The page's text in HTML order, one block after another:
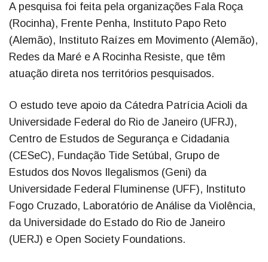
A pesquisa foi feita pela organizações Fala Roça
(Rocinha), Frente Penha, Instituto Papo Reto
(Alemão), Instituto Raízes em Movimento (Alemão),
Redes da Maré e A Rocinha Resiste, que têm
atuação direta nos territórios pesquisados.
O estudo teve apoio da Cátedra Patrícia Acioli da
Universidade Federal do Rio de Janeiro (UFRJ),
Centro de Estudos de Segurança e Cidadania
(CESeC), Fundação Tide Setúbal, Grupo de
Estudos dos Novos Ilegalismos (Geni) da
Universidade Federal Fluminense (UFF), Instituto
Fogo Cruzado, Laboratório de Análise da Violência,
da Universidade do Estado do Rio de Janeiro
(UERJ) e Open Society Foundations.